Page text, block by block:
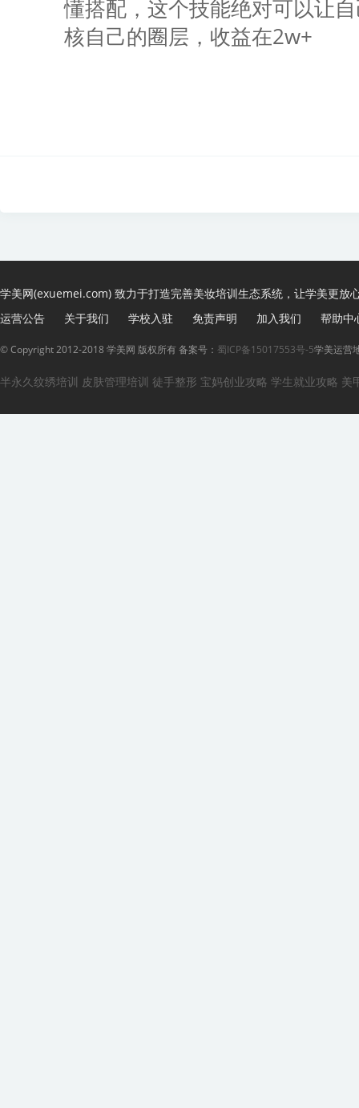
懂搭配，这个技能绝对可以让
核自己的圈层，收益在2w+
学美网(exuemei.com) 致力于打造完善美妆培训生态系统，让学美更放
运营公告
关于我们 学校入驻 免责声明 加入我们 帮助中
© Copyright 2012-2018 学美网 版权所有 备案号： 蜀ICP备15017553号-5学美运营
半永久纹绣培训 皮肤管理培训 徒手整形 宝妈创业攻略 学生就业攻略 美